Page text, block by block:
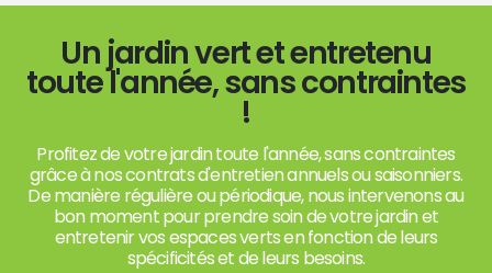
Un jardin vert et entretenu
toute l'année, sans contraintes
!
Profitez de votre jardin toute l'année, sans contraintes
grâce à nos contrats d'entretien annuels ou saisonniers.
De manière régulière ou périodique, nous intervenons au
bon moment pour prendre soin de votre jardin et
entretenir vos espaces verts en fonction de leurs
spécificités et de leurs besoins.